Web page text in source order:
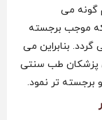
گونه می
موجب برجسته
بنابراین می
پزشکان طب سنتی
برجسته تر نمود.